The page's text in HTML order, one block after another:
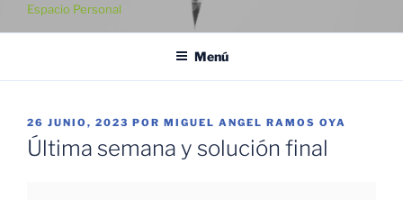
Espacio Personal
Menú
PUBLICADO
EL
26 JUNIO, 2023 POR MIGUEL ANGEL RAMOS OYA
Última semana y solución final